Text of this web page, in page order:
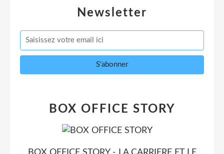
Newsletter
BOX OFFICE STORY